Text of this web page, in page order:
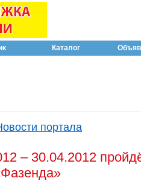
Каталог
портала
– 30.04.2012